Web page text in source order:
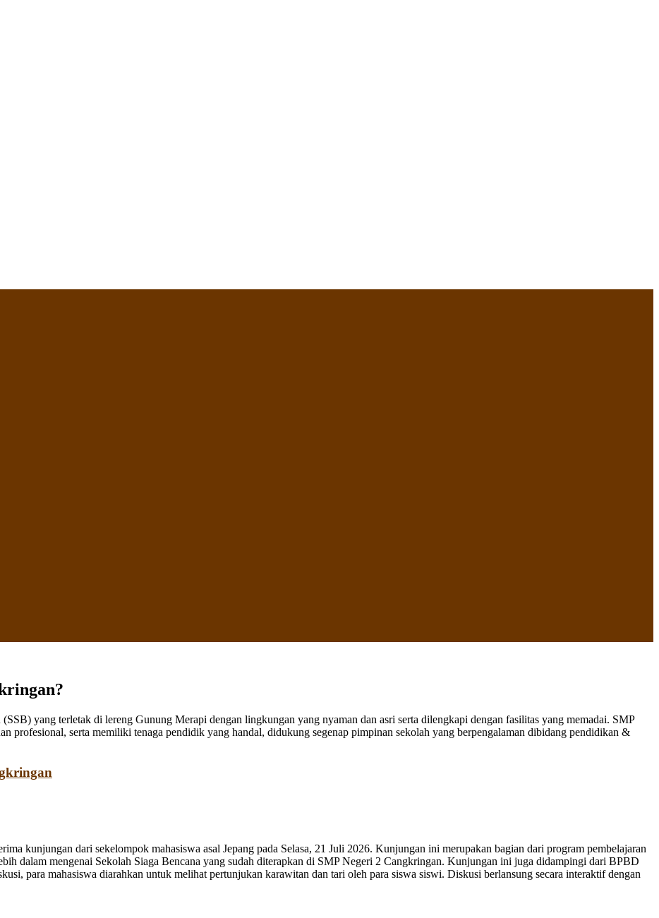
yang terletak di lereng Gunung Merapi dengan lingkungan yang nyaman dan asri serta dilengkapi dengan fasilitas yang memadai. SMP
profesional, serta memiliki tenaga pendidik yang handal, didukung segenap pimpinan sekolah yang berpengalaman dibidang pendidikan &
kunjungan dari sekelompok mahasiswa asal Jepang pada Selasa, 21 Juli 2026. Kunjungan ini merupakan bagian dari program pembelajaran
dalam mengenai Sekolah Siaga Bencana yang sudah diterapkan di SMP Negeri 2 Cangkringan. Kunjungan ini juga didampingi dari BPBD
para mahasiswa diarahkan untuk melihat pertunjukan karawitan dan tari oleh para siswa siswi. Diskusi berlansung secara interaktif dengan